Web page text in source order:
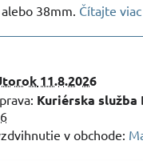
38mm. Čítajte viac
11.8.2026
Kuriérska služba